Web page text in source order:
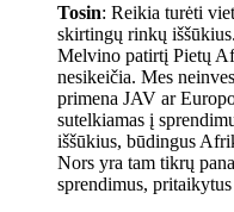
Tosin: Reikia turėti
skirtingų rinkų
Melvino patirtį Pietų
nesikeičia. Mes
primena JAV ar
sutelkiamas į
iššūkius, būdingus
Nors yra tam tikrų
sprendimus,